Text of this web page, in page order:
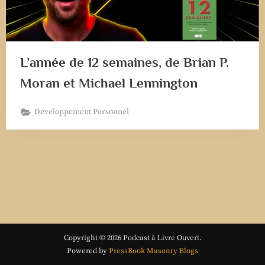
L’année de 12 semaines, de Brian P.
Moran et Michael Lennington
Développement Personnel
Copyright © 2026 Podcast à Livre Ouvert.
Powered byPressBook Masonry Blogs